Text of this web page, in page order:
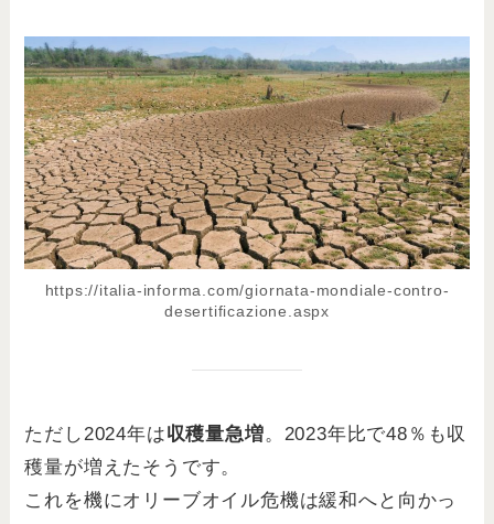
https://italia-informa.com/giornata-mondiale-contro-
desertificazione.aspx
ただし2024年は収穫量急増。2023年比で48％も収
穫量が増えたそうです。
これを機にオリーブオイル危機は緩和へと向かっ